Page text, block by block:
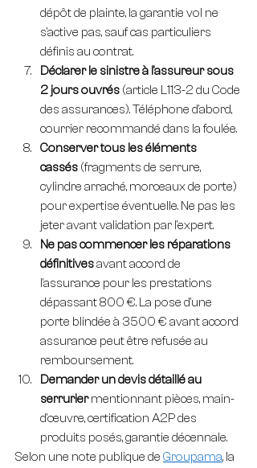
dépôt de plainte, la garantie vol ne
s'active pas, sauf cas particuliers
définis au contrat.
Déclarer le sinistre à l'assureur sous
2 jours ouvrés (article L113-2 du Code
des assurances). Téléphone d'abord,
courrier recommandé dans la foulée.
Conserver tous les éléments
cassés (fragments de serrure,
cylindre arraché, morceaux de porte)
pour expertise éventuelle. Ne pas les
jeter avant validation par l'expert.
Ne pas commencer les réparations
définitives avant accord de
l'assurance pour les prestations
dépassant 800 €. La pose d'une
porte blindée à 3500 € avant accord
assurance peut être refusée au
remboursement.
Demander un devis détaillé au
serrurier mentionnant pièces, main-
d'œuvre, certification A2P des
produits posés, garantie décennale.
Selon une note publique de Groupama, la